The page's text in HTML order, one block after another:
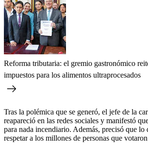
Reforma tributaria: el gremio gastronómico
impuestos para los alimentos ultraprocesados
Tras la polémica que se generó, el jefe de la
reapareció en las redes sociales y manifestó
para nada incendiario. Además, precisó que lo
respetar a los millones de personas que